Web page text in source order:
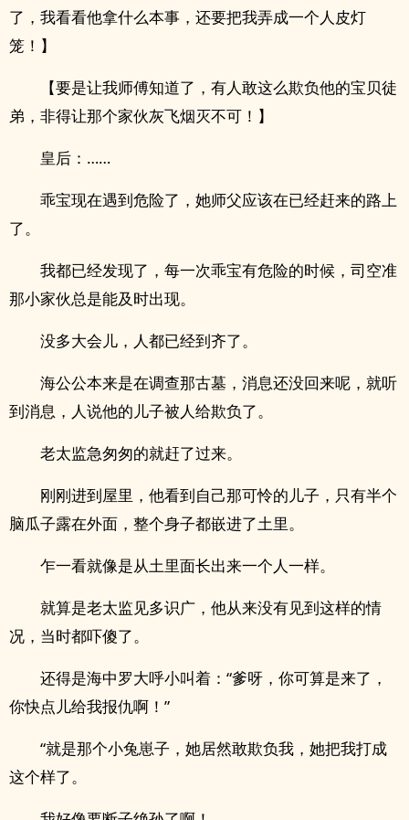
了，我看看他拿什么本事，还要把我弄成一个人皮灯
笼！】
【要是让我师傅知道了，有人敢这么欺负他的宝贝徒
弟，非得让那个家伙灰飞烟灭不可！】
皇后：……
乖宝现在遇到危险了，她师父应该在已经赶来的路上
了。
我都已经发现了，每一次乖宝有危险的时候，司空准
那小家伙总是能及时出现。
没多大会儿，人都已经到齐了。
海公公本来是在调查那古墓，消息还没回来呢，就听
到消息，人说他的儿子被人给欺负了。
老太监急匆匆的就赶了过来。
刚刚进到屋里，他看到自己那可怜的儿子，只有半个
脑瓜子露在外面，整个身子都嵌进了土里。
乍一看就像是从土里面长出来一个人一样。
就算是老太监见多识广，他从来没有见到这样的情
况，当时都吓傻了。
还得是海中罗大呼小叫着：“爹呀，你可算是来了，
你快点儿给我报仇啊！”
“就是那个小兔崽子，她居然敢欺负我，她把我打成
这个样了。